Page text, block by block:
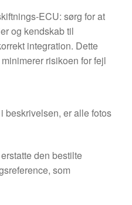
ECU: sørg for at
og kendskab til
integration. Dette
risikoen for fejl
beskrivelsen, er alle fotos
den bestilte
som